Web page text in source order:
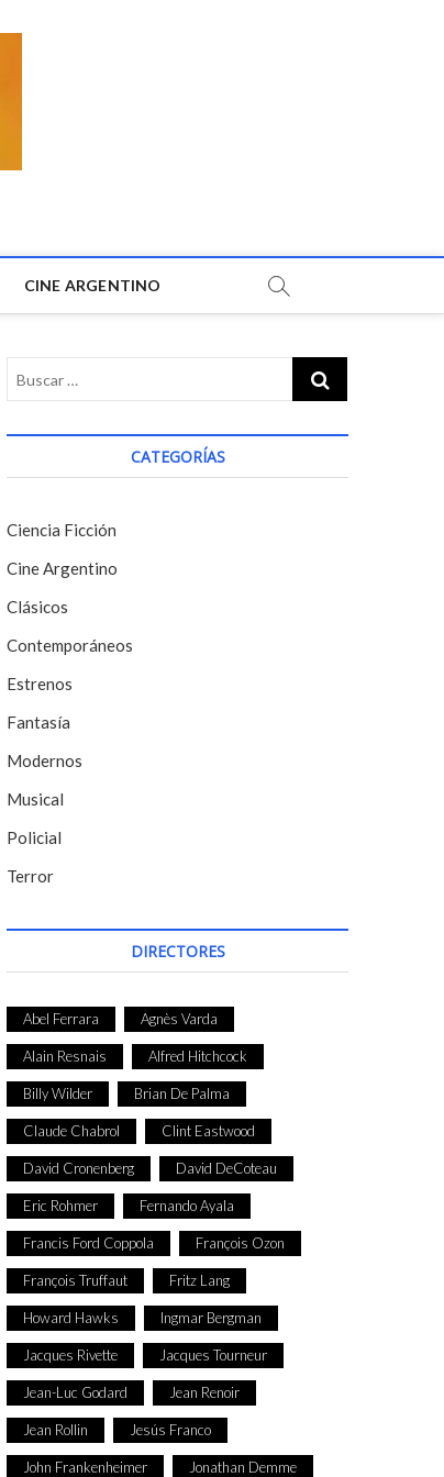
CINE ARGENTINO
CATEGORÍAS
Ciencia Ficción
Cine Argentino
Clásicos
Contemporáneos
Estrenos
Fantasía
Modernos
Musical
Policial
Terror
DIRECTORES
Abel Ferrara Agnès Varda
Alain Resnais Alfred Hitchcock
Billy Wilder Brian De Palma
Claude Chabrol Clint Eastwood
David Cronenberg David DeCoteau
Eric Rohmer Fernando Ayala
Francis Ford Coppola François Ozon
François Truffaut Fritz Lang
Howard Hawks Ingmar Bergman
Jacques Rivette Jacques Tourneur
Jean-Luc Godard Jean Renoir
Jean Rollin Jesús Franco
John Frankenheimer Jonathan Demme